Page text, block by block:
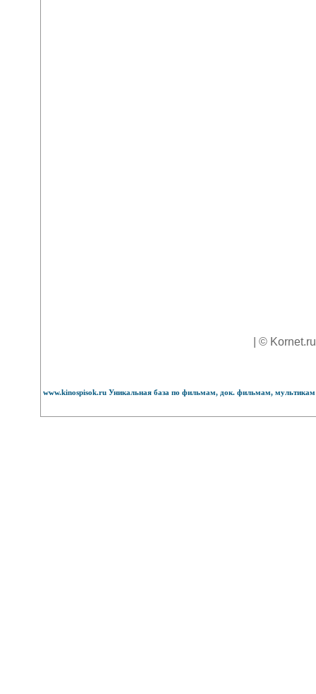
| ©
www.kinospisok.ru Уникальная база по фильмам, док. фильмам,